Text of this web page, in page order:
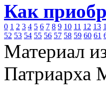
Как
0 1 2 3 4 5 6 7 8 9 10 11 12 13
52 53 54 55 56 57 58 59 60 61
Материал
Патриарха